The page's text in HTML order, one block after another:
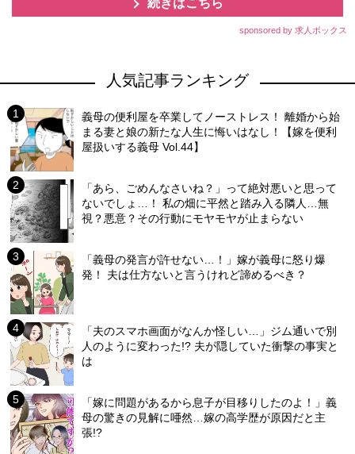
続きはこちら
sponsored by 求人ボックス
人気記事ランキング
義母の便利屋を卒業してノーストレス！ 離婚から始
まる妻と娘の新たな人生に悔いはなし！【嫁を便利
屋扱いする義母 Vol.44】
「あら、ごめんなさいね？」って絶対悪いと思って
ないでしょ…！ 私の畑に平然と踏み入る隣人…無
視？悪意？その行動にモヤモヤが止まらない
「義母の発言が許せない…！」嫁が義母に怒り爆
発！ 夫は仕方ないと言うけれど諦めるべき？
「夫のスマホ画面がなんか怪しい…」ジム通いで別
人のように変わった!? 夫が隠していた衝撃の事実と
は
「嫁に問題があるから息子が目移りしたのよ！」義
母の驚きの見解に唖然…嫁の高学歴が原因だと主
張!?